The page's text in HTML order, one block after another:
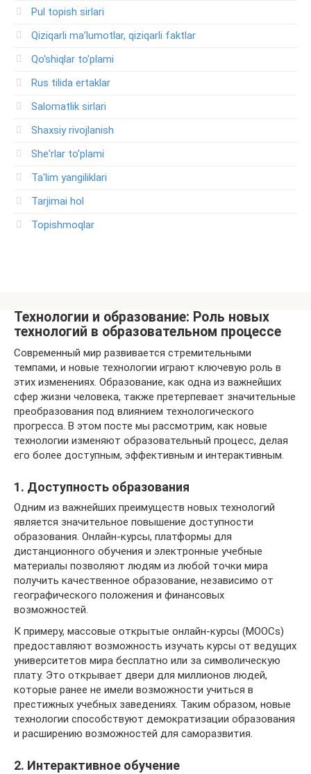
Pul topish sirlari
Qiziqarli ma’lumotlar, qiziqarli faktlar
Qo'shiqlar to'plami
Rus tilida ertaklar
Salomatlik sirlari
Shaxsiy rivojlanish
She'rlar to'plami
Ta'lim yangiliklari
Tarjimai hol
Topishmoqlar
Технологии и образование: Роль новых
технологий в образовательном процессе
Современный мир развивается стремительными
темпами, и новые технологии играют ключевую роль в
этих изменениях. Образование, как одна из важнейших
сфер жизни человека, также претерпевает значительные
преобразования под влиянием технологического
прогресса. В этом посте мы рассмотрим, как новые
технологии изменяют образовательный процесс, делая
его более доступным, эффективным и интерактивным.
1. Доступность образования
Одним из важнейших преимуществ новых технологий
является значительное повышение доступности
образования. Онлайн-курсы, платформы для
дистанционного обучения и электронные учебные
материалы позволяют людям из любой точки мира
получить качественное образование, независимо от
географического положения и финансовых
возможностей.
К примеру, массовые открытые онлайн-курсы (MOOCs)
предоставляют возможность изучать курсы от ведущих
университетов мира бесплатно или за символическую
плату. Это открывает двери для миллионов людей,
которые ранее не имели возможности учиться в
престижных учебных заведениях. Таким образом, новые
технологии способствуют демократизации образования
и расширению возможностей для саморазвития.
2. Интерактивное обучение